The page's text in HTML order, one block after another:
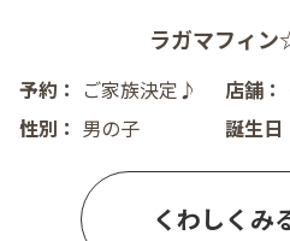
ラガマフィ
予約： ご家族決定♪ 店舗：
性別： 男の子 誕生日
くわしくみ